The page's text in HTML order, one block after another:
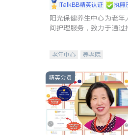
iTalkBB精英认证 执照
阳光保健养生中心为老年
间护理服务，致力于通过
老年中心 养老院
精英会员